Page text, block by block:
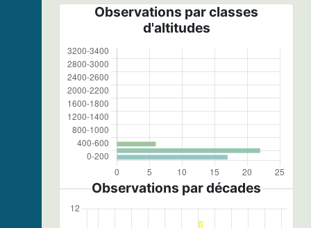
Observations par classes
d'altitudes
Observations par décades